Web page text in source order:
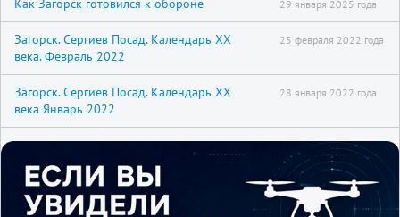
Как Загорск готовился к обороне 29 января 2025 года
Загорск. Сергиев Посад. Календарь XX
века. Февраль 2022
25 февраля 2022 года
Загорск. Сергиев Посад. Календарь XX
века Январь 2022
28 января 2022 года